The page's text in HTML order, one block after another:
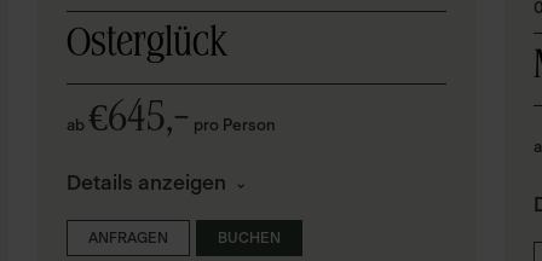
Osterglück
ab €645,– pro Person
Details anzeigen
ANFRAGEN BUCHEN